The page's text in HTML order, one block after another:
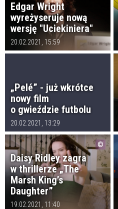
Edgar Wright
wyreżyseruje nową
wersję "Uciekiniera"
20.02.2021, 15:59
„Pelé” - już wkrótce
nowy film
o gwieździe futbolu
20.02.2021, 13:29
Daisy Ridley zagra
w thrillerze „The
Marsh King’s
Daughter”
19.02.2021, 11:40